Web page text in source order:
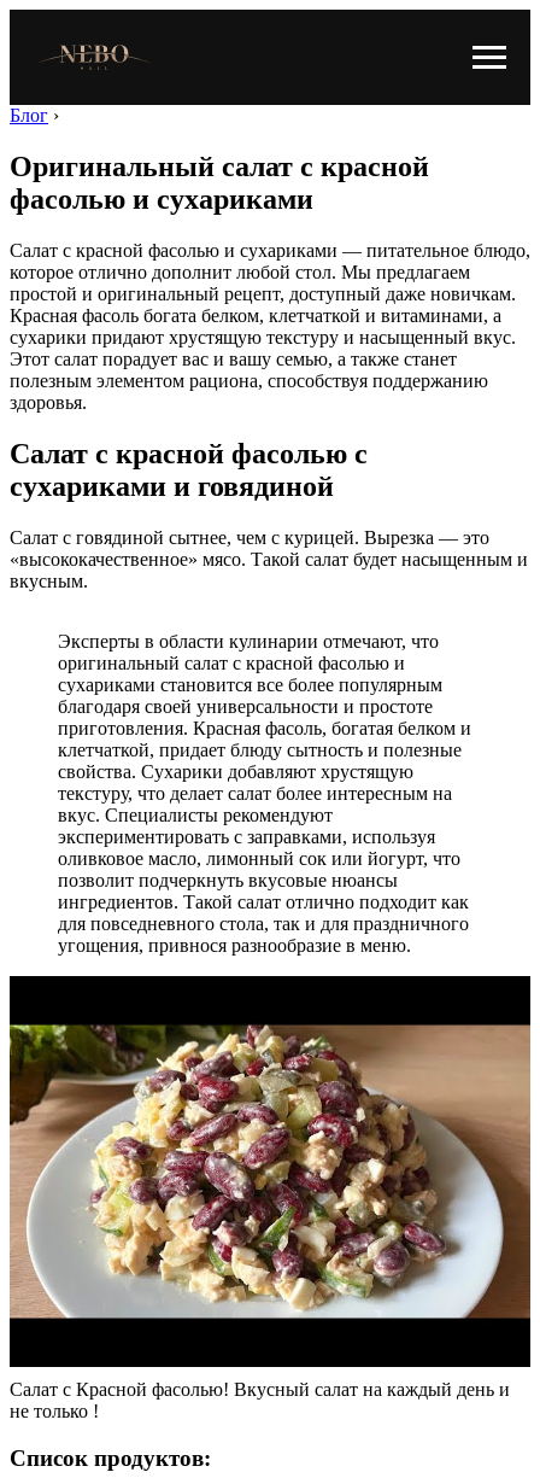
Блог ›
Оригинальный салат с красной
фасолью и сухариками
Салат с красной фасолью и сухариками — питательное блюдо,
которое отлично дополнит любой стол. Мы предлагаем
простой и оригинальный рецепт, доступный даже новичкам.
Красная фасоль богата белком, клетчаткой и витаминами, а
сухарики придают хрустящую текстуру и насыщенный вкус.
Этот салат порадует вас и вашу семью, а также станет
полезным элементом рациона, способствуя поддержанию
здоровья.
Салат с красной фасолью с
сухариками и говядиной
Салат с говядиной сытнее, чем с курицей. Вырезка — это
«высококачественное» мясо. Такой салат будет насыщенным и
вкусным.
Эксперты в области кулинарии отмечают, что
оригинальный салат с красной фасолью и
сухариками становится все более популярным
благодаря своей универсальности и простоте
приготовления. Красная фасоль, богатая белком и
клетчаткой, придает блюду сытность и полезные
свойства. Сухарики добавляют хрустящую
текстуру, что делает салат более интересным на
вкус. Специалисты рекомендуют
экспериментировать с заправками, используя
оливковое масло, лимонный сок или йогурт, что
позволит подчеркнуть вкусовые нюансы
ингредиентов. Такой салат отлично подходит как
для повседневного стола, так и для праздничного
угощения, привнося разнообразие в меню.
Салат с Красной фасолью! Вкусный салат на каждый день и
не только !
Список продуктов: